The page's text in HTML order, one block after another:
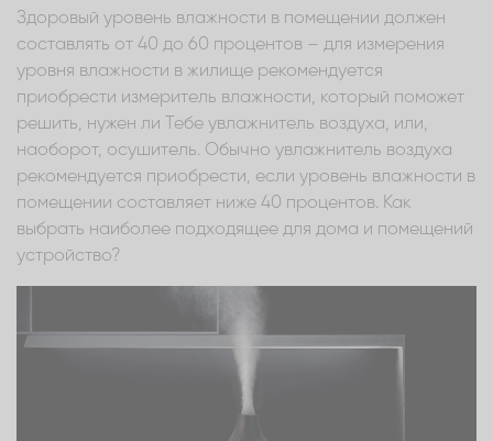
Здоровый уровень влажности в помещении должен
составлять от 40 до 60 процентов – для измерения
уровня влажности в жилище рекомендуется
приобрести измеритель влажности, который поможет
решить, нужен ли Тебе увлажнитель воздуха, или,
наоборот, осушитель. Обычно увлажнитель воздуха
рекомендуется приобрести, если уровень влажности в
помещении составляет ниже 40 процентов. Как
выбрать наиболее подходящее для дома и помещений
устройство?